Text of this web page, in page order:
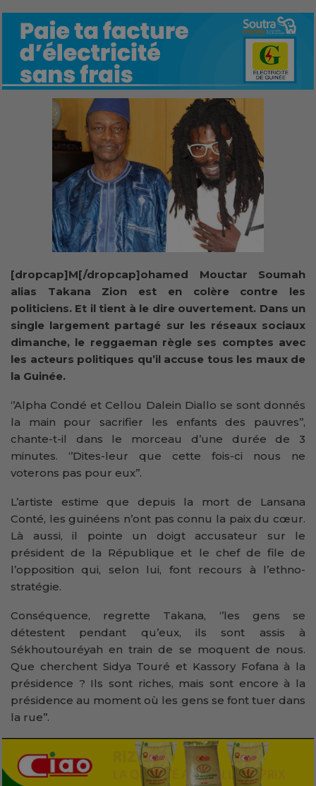
[dropcap]M[/dropcap]ohamed Mouctar Soumah
alias Takana Zion est en colère contre les
politiciens. Et il tient à le dire ouvertement. Dans un
single largement partagé sur les réseaux sociaux
dimanche, le reggaeman règle ses comptes avec
les acteurs politiques qu’il accuse tous les maux de
la Guinée.
‘’Alpha Condé et Cellou Dalein Diallo se sont donnés
la main pour sacrifier les enfants des pauvres’’,
chante-t-il dans le morceau d’une durée de 3
minutes. ‘’Dites-leur que cette fois-ci nous ne
voterons pas pour eux’’.
L’artiste estime que depuis la mort de Lansana
Conté, les guinéens n’ont pas connu la paix du cœur.
Là aussi, il pointe un doigt accusateur sur le
président de la République et le chef de file de
l’opposition qui, selon lui, font recours à l’ethno-
stratégie.
Conséquence, regrette Takana, ‘’les gens se
détestent pendant qu’eux, ils sont assis à
Sékhoutouréyah en train de se moquent de nous.
Que cherchent Sidya Touré et Kassory Fofana à la
présidence ? Ils sont riches, mais sont encore à la
présidence au moment où les gens se font tuer dans
la rue’’.